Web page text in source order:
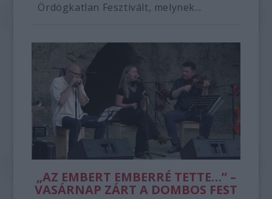
Ördögkatlan Fesztivált, melynek...
„AZ EMBERT EMBERRÉ TETTE…” –
VASÁRNAP ZÁRT A DOMBOS FEST